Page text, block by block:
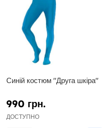
Синій костюм "Друга шкіра"
990 грн.
ДОСТУПНО